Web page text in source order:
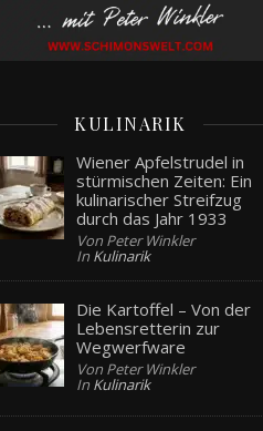
KULINARIK
Wiener Apfelstrudel in
stürmischen Zeiten: Ein
kulinarischer Streifzug
durch das Jahr 1933
Von Peter Winkler
In Kulinarik
Die Kartoffel – Von der
Lebensretterin zur
Wegwerfware
Von Peter Winkler
In Kulinarik